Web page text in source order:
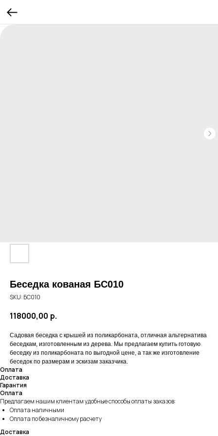
Беседка кованая БС010
SKU:БС010
118000,00 р.
Садовая беседка с крышей из поликарбоната, отличная альтернатива
беседкам, изготовленным из дерева. Мы предлагаем купить готовую
беседку из поликарбоната по выгодной цене, а так же изготовление
беседок по размерам и эскизам заказчика.
Оплата
Доставка
Гарантия
Оплата
Предлагаем нашим клиентам удобные способы оплаты заказов:
Оплата наличными
Оплата по безналичному расчету
Доставка